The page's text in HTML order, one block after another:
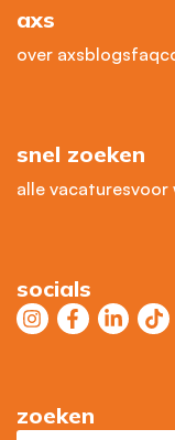
axs
over axsblogsfaq
snel zoeken
alle vacaturesvoor
socials
zoeken